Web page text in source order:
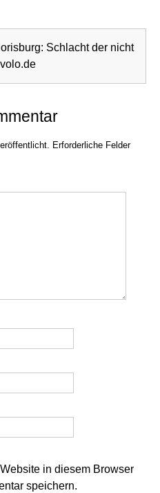
Schlacht der nicht
Erforderliche Felder
in diesem Browser
speichern.